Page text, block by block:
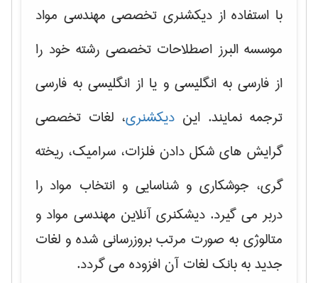
با استفاده از دیکشنری تخصصی مهندسی مواد
موسسه البرز اصطلاحات تخصصی رشته خود را
از فارسی به انگلیسی و یا از انگلیسی به فارسی
ترجمه نمایند. این دیکشنری، لغات تخصصی
گرایش های شکل دادن فلزات، سرامیک، ریخته
گری، جوشکاری و شناسایی و انتخاب مواد را
دربر می گیرد. دیشکنری آنلاین مهندسی مواد و
متالوژی به صورت مرتب بروزرسانی شده و لغات
جدید به بانک لغات آن افزوده می گردد.